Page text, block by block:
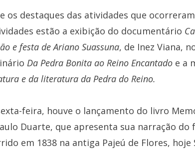
os destaques das atividades que
estão a exibição do documentário
e festa de Ariano Suassuna, de Inez Viana,
Da Pedra Bonita ao Reino Encantadoe a
e da literatura da Pedra do Reino.
feira, houve o lançamento do livro
Duarte, que apresenta sua narração
em 1838 na antiga Pajeú de Flores, hoje